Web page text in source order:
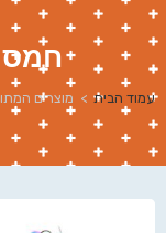
עמוד הבית > מוצרים